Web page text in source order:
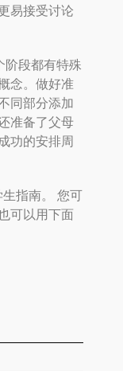
易接受讨论
阶段都有特殊
念。做好准
同部分添加
准备了父母
功的安排周
指南。 您可
可以用下面